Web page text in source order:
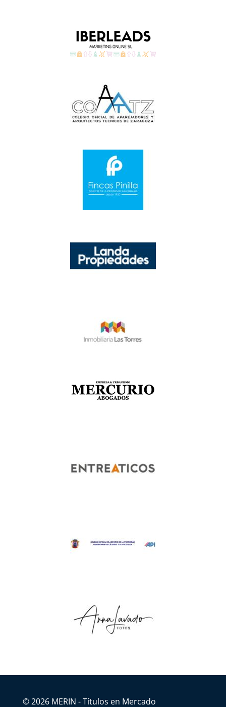
© 2026 MERIN - Títulos en Mercado